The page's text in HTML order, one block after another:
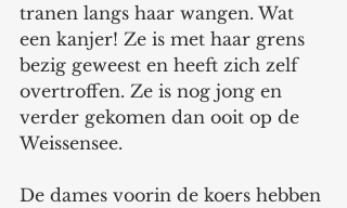
tranen langs haar wangen. Wat
een kanjer! Ze is met haar grens
bezig geweest en heeft zich zelf
overtroffen. Ze is nog jong en
verder gekomen dan ooit op de
Weissensee.
De dames voorin de koers hebben